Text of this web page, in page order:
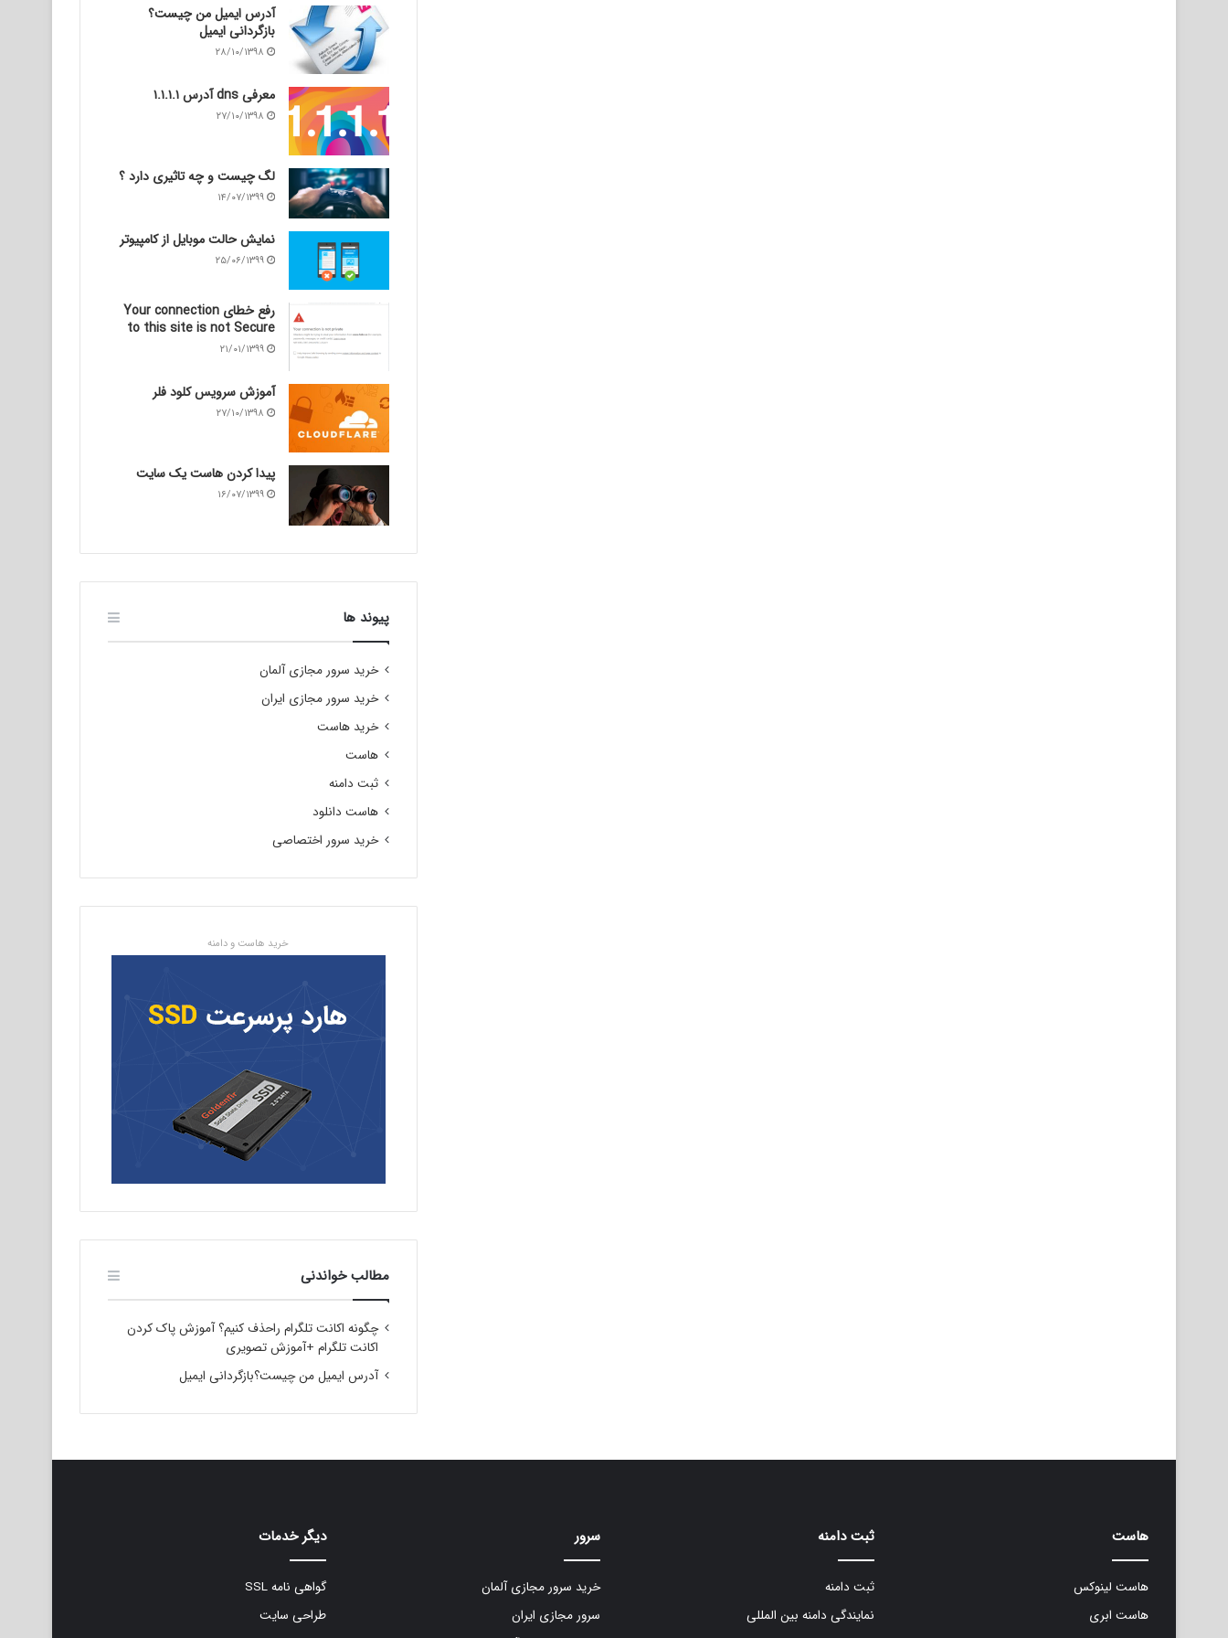
آدرس ایمیل من چیست؟
بازگردانی ایمیل
۲۸/۱۰/۱۳۹۸
معرفی dns آدرس ۱.۱.۱.۱
۲۷/۱۰/۱۳۹۸
لگ چیست و چه تاثیری دارد ؟
۱۴/۰۷/۱۳۹۹
نمایش حالت موبایل از کامپیوتر
۲۵/۰۶/۱۳۹۹
رفع خطای Your connection
to this site is not Secure
۲۱/۰۱/۱۳۹۹
آموزش سرویس کلود فلر
۲۷/۱۰/۱۳۹۸
پیدا کردن هاست یک سایت
۱۶/۰۷/۱۳۹۹
پیوند ها
خرید سرور مجازی آلمان
خرید سرور مجازی ایران
خرید هاست
هاست
ثبت دامنه
هاست دانلود
خرید سرور اختصاصی
خرید هاست و دامنه
مطالب خواندنی
چگونه اکانت تلگرام راحذف کنیم؟ آموزش پاک کردن
اکانت تلگرام +آموزش تصویری
آدرس ایمیل من چیست؟بازگردانی ایمیل
هاست
هاست لینوکس
هاست ابری
ثبت دامنه
ثبت دامنه
نمایندگی دامنه بین المللی
سرور
خرید سرور مجازی آلمان
سرور مجازی ایران
دیگر خدمات
گواهی نامه SSL
طراحی سایت